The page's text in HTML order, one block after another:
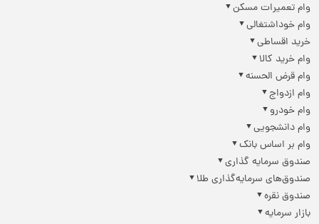
وام تعمیرات مسکن
وام خوداشتغالی
خرید اقساطی
وام خرید کالا
وام قرض الحسنه
وام ازدواج
وام خودرو
وام دانشجویی
وام بر اساس بانک
صندوق سرمایه گذاری
صندوق‌های سرمایه‌گذاری طلا
صندوق نقره
بازار سرمایه